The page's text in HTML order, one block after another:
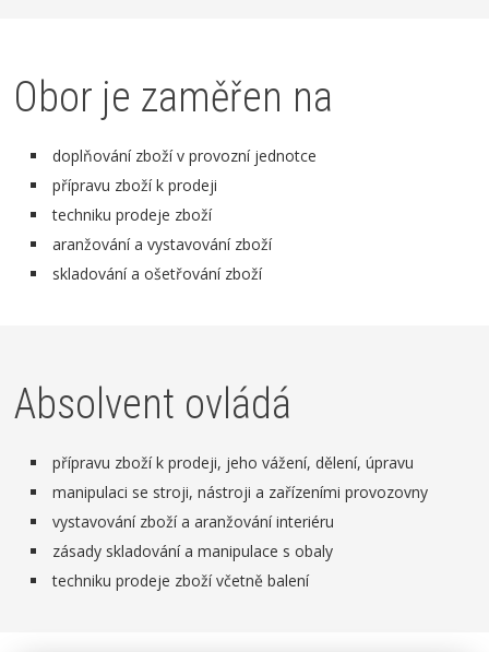
Obor je zaměřen na
doplňování zboží v provozní jednotce
přípravu zboží k prodeji
techniku prodeje zboží
aranžování a vystavování zboží
skladování a ošetřování zboží
Absolvent ovládá
přípravu zboží k prodeji, jeho vážení, dělení, úpravu
manipulaci se stroji, nástroji a zařízeními provozovny
vystavování zboží a aranžování interiéru
zásady skladování a manipulace s obaly
techniku prodeje zboží včetně balení